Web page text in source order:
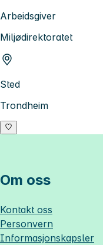
Arbeidsgiver
Miljødirektoratet
Sted
Trondheim
Om oss
Kontakt oss
Personvern
Informasjonskapsler